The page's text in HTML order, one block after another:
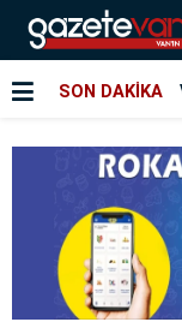
SON DAKİKA